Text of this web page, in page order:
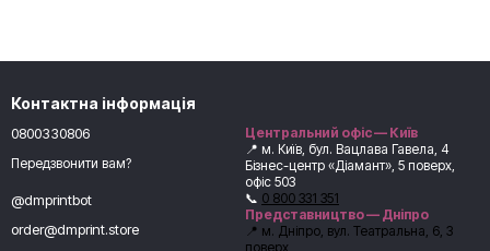
Контактна інформація
0800330806
Передзвонити вам?
@dmprintbot
order@dmprint.store
Центральний офіс — Київ
📍 м. Київ, бул. Вацлава Гавела, 4
Бізнес-центр «Діамант», 5 поверх,
офіс 503
📞 0 800 331 351
Представництво — Дніпро
📍 м. Дніпро, вул. Театральна, 6, 3
поверх